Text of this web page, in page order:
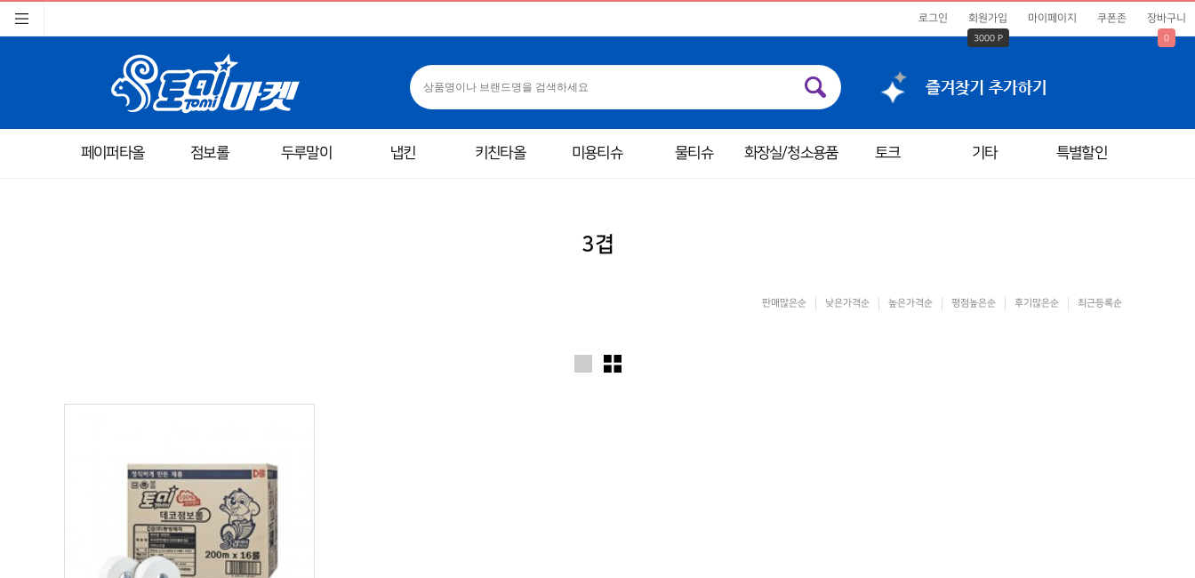
로그인 회원가입
3000 P
마이페이지 쿠폰존 장바구니
0
페이퍼타올 점보롤 두루말이 냅킨 키친타올 미용티슈 물티슈 화장실/청소용품 토크 기타 특별할인
3겹
판매많은순 낮은가격순 높은가격순 평점높은순 후기많은순 최근등록순